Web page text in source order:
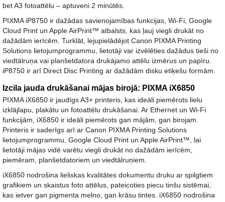
bet A3 fotoattēlu – aptuveni 2 minūtēs.
PIXMA iP8750 ir dažādas savienojamības funkcijas, Wi-Fi, Google
Cloud Print un Apple AirPrint™ atbalsts, kas ļauj viegli drukāt no
dažādām ierīcēm. Turklāt, lejupielādējot Canon PIXMA Printing
Solutions lietojumprogrammu, lietotāji var izvēlēties dažādus tieši no
viedtālruņa vai planšetdatora drukājamo attēlu izmērus un papīru.
iP8750 ir arī Direct Disc Printing ar dažādām disku etiķešu formām.
Izcila jauda drukāšanai mājas birojā: PIXMA iX6850
PIXMA iX6850 ir jaudīgs A3+ printeris, kas ideāli piemērots lielu
izklājlapu, plakātu un fotoattēlu drukāšanai. Ar Ethernet un Wi-Fi
funkcijām, iX6850 ir ideāli piemērots gan mājām, gan birojam.
Printeris ir saderīgs arī ar Canon PIXMA Printing Solutions
lietojumprogrammu, Google Cloud Print un Apple AirPrint™, lai
lietotāji mājas vidē varētu viegli drukāt no dažādām ierīcēm,
piemēram, planšetdatoriem un viedtālruņiem.
iX6850 nodrošina lieliskas kvalitātes dokumentu druku ar spilgtiem
grafikiem un skaistus foto attēlus, pateicoties piecu tinšu sistēmai,
kas ietver gan pigmenta melno, gan krāsu tintes. iX6850 nodrošina